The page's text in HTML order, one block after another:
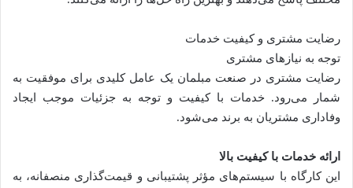
رضایت مشتری و کیفیت خدمات
توجه به نیازهای مشتری
رضایت مشتری در صنعت مبلمان یک عامل کلیدی برای موفقیت به
شمار می‌رود. خدمات با کیفیت و توجه به جزئیات موجب ایجاد
وفاداری مشتریان به برند می‌شود.
ارائه خدمات با کیفیت بالا
این کارگاه با سیستم‌های مؤثر پشتیبانی و قیمت‌گذاری منصفانه، به